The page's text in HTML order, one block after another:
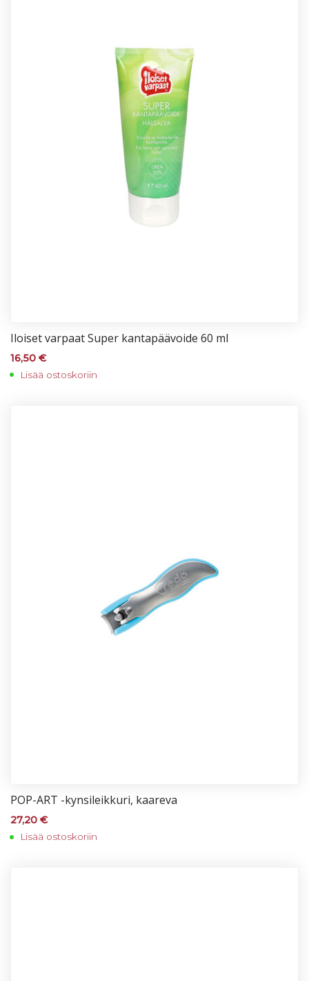
Iloi­set var­paat Su­per kan­ta­pää­voi­de 60 ml
16,50 €
Lisää ostoskoriin
POP-ART -kyn­si­leik­ku­ri, kaa­re­va
27,20 €
Lisää ostoskoriin